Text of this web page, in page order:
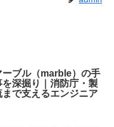
ーブル（marble）の手
深掘り｜消防庁・製
で支えるエンジニア